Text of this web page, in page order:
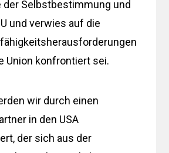
der Selbstbestimmung und
und verwies auf die
Union konfrontiert sei.
wir durch einen
in den USA
der sich aus der